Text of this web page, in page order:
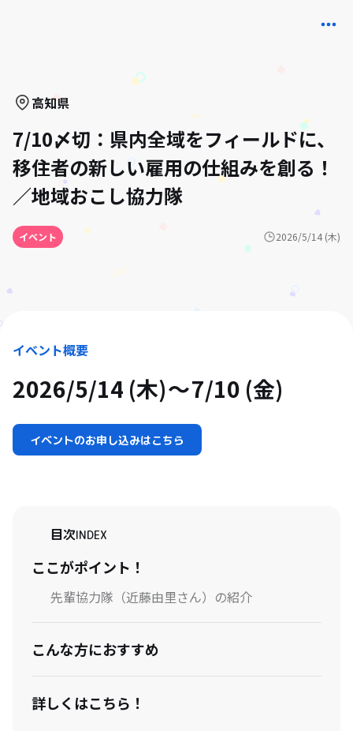
高知県
7/10〆切：県内全域をフィールドに、
移住者の新しい雇用の仕組みを創る！
／地域おこし協力隊
イベント 2026/5/14 (木)
イベント概要
2026/5/14 (木) 7/10 (金)
イベントのお申し込みはこちら
目次INDEX
ここがポイント！
先輩協力隊（近藤由里さん）の紹介
こんな方におすすめ
詳しくはこちら！